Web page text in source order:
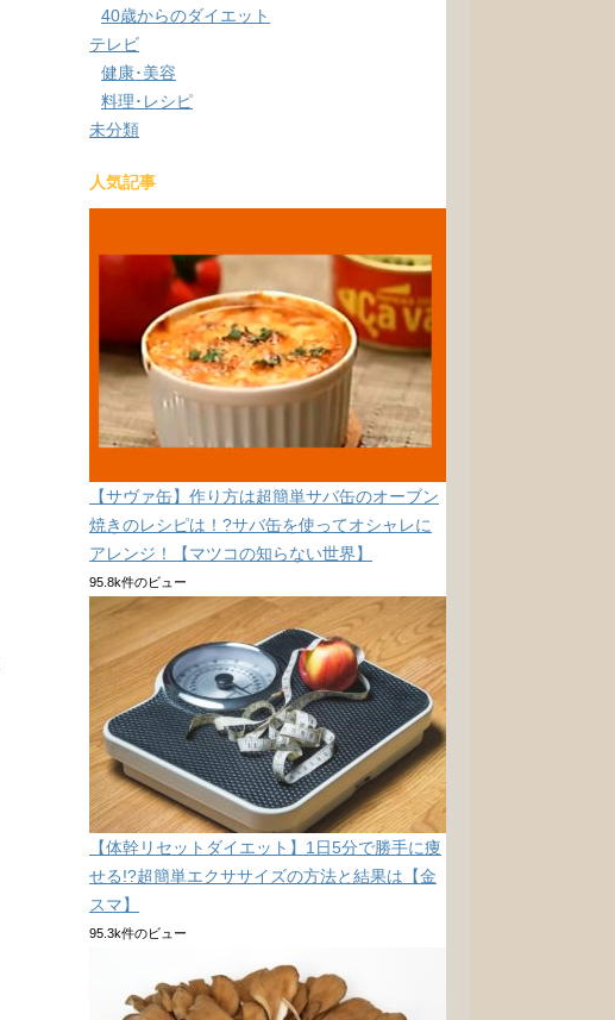
40歳からのダイエット
テレビ
健康･美容
料理･レシピ
未分類
人気記事
【サヴァ缶】作り方は超簡単サバ缶のオーブン
焼きのレシピは！?サバ缶を使ってオシャレに
アレンジ！【マツコの知らない世界】
95.8k件のビュー
【体幹リセットダイエット】1日5分で勝手に痩
せる!?超簡単エクササイズの方法と結果は【金
スマ】
95.3k件のビュー